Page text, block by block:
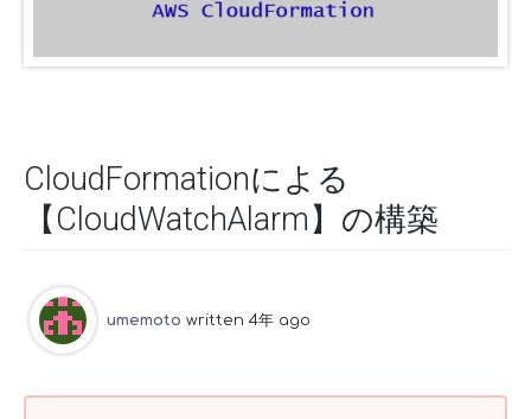
CloudFormationによる
【CloudWatchAlarm】の構築
umemoto written 4年 ago